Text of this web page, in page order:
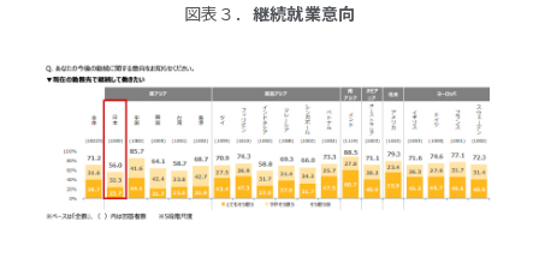
図表３． 継続就業意向